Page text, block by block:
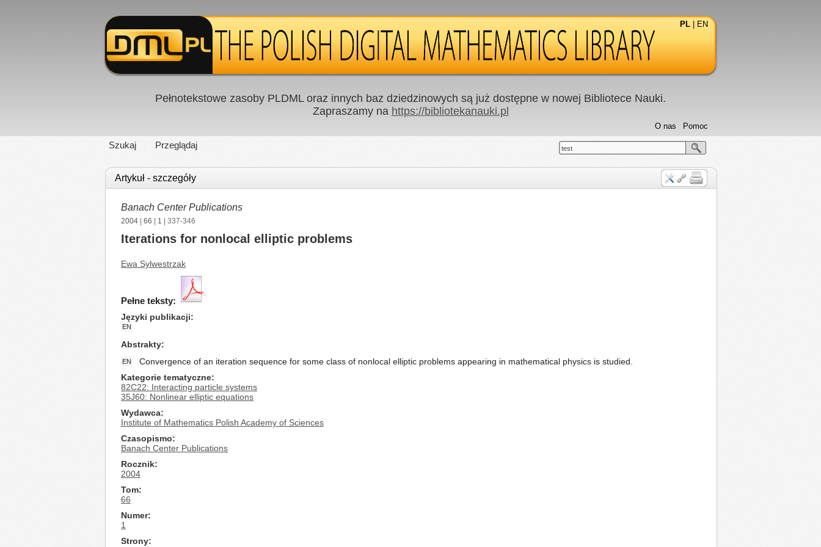
PL EN
Pełnotekstowe zasoby PLDML oraz innych baz dziedzinowych są już dostępne w nowej Bibliotece Nauki.
Zapraszamy na https://bibliotekanauki.pl
Szukaj Przeglądaj
Pomoc
O nas
test
Artykuł - szczegóły
Banach Center Publications
2004 66 1 | 337-346
Iterations for nonlocal elliptic problems
Ewa Sylwestrzak
Pełne teksty:
Języki publikacji
EN
Abstrakty
EN
Convergence of an iteration sequence for some class of nonlocal elliptic problems appearing in mathematical physics is studied.
Kategorie tematyczne
82C22: Interacting particle systems
35J60: Nonlinear elliptic equations
Wydawca
Institute of Mathematics Polish Academy of Sciences
Czasopismo
Banach Center Publications
Rocznik
2004
Tom
66
Numer
1
Strony